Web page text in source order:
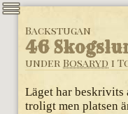
Backstugan
46
under Bosaryd i
Läget har beskrivits
troligt men platsen